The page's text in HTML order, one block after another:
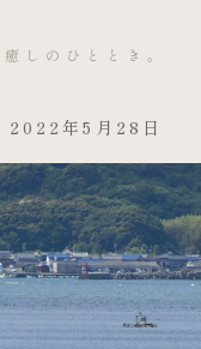
癒しのひととき。
2022年5月28日